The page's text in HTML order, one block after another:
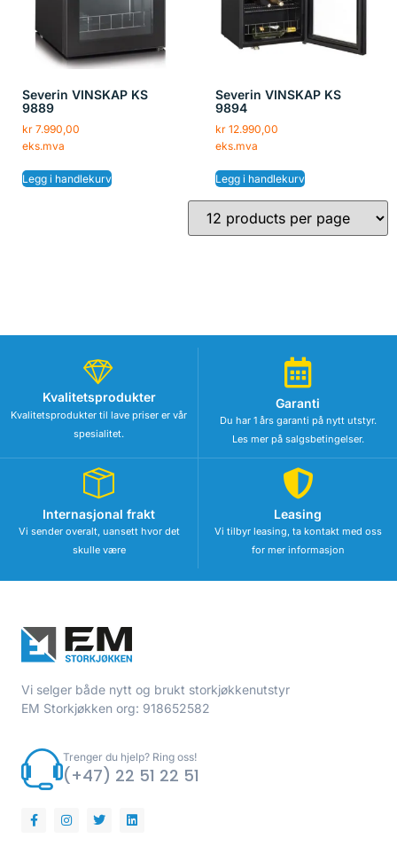
Severin VINSKAP KS
9889
kr 7.990,00
eks.mva
Legg i handlekurv
Severin VINSKAP KS
9894
kr12.990,00
eks.mva
Legg i handlekurv
Kvalitetsprodukter
Kvalitetsprodukter til lave priser er vår
spesialitet.
Garanti
Du har 1 års garanti på nytt utstyr.
Les mer på salgsbetingelser.
Internasjonal frakt
Vi sender overalt, uansett hvor det
skulle være
Leasing
Vi tilbyr leasing, ta kontakt med oss
for mer informasjon
Vi selger både nytt og brukt storkjøkkenutstyr
EM Storkjøkken org: 918652582
Trenger du hjelp? Ring oss!
(+47) 22 51 22 51